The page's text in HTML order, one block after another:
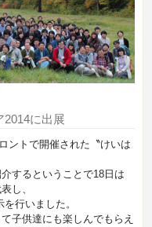
2014に出展
ントで開催された〝けいは
するということで18日は
し、
行いました。
子供達にも楽しんでもらえ